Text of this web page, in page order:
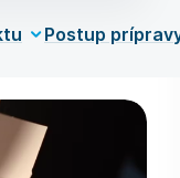
Postup